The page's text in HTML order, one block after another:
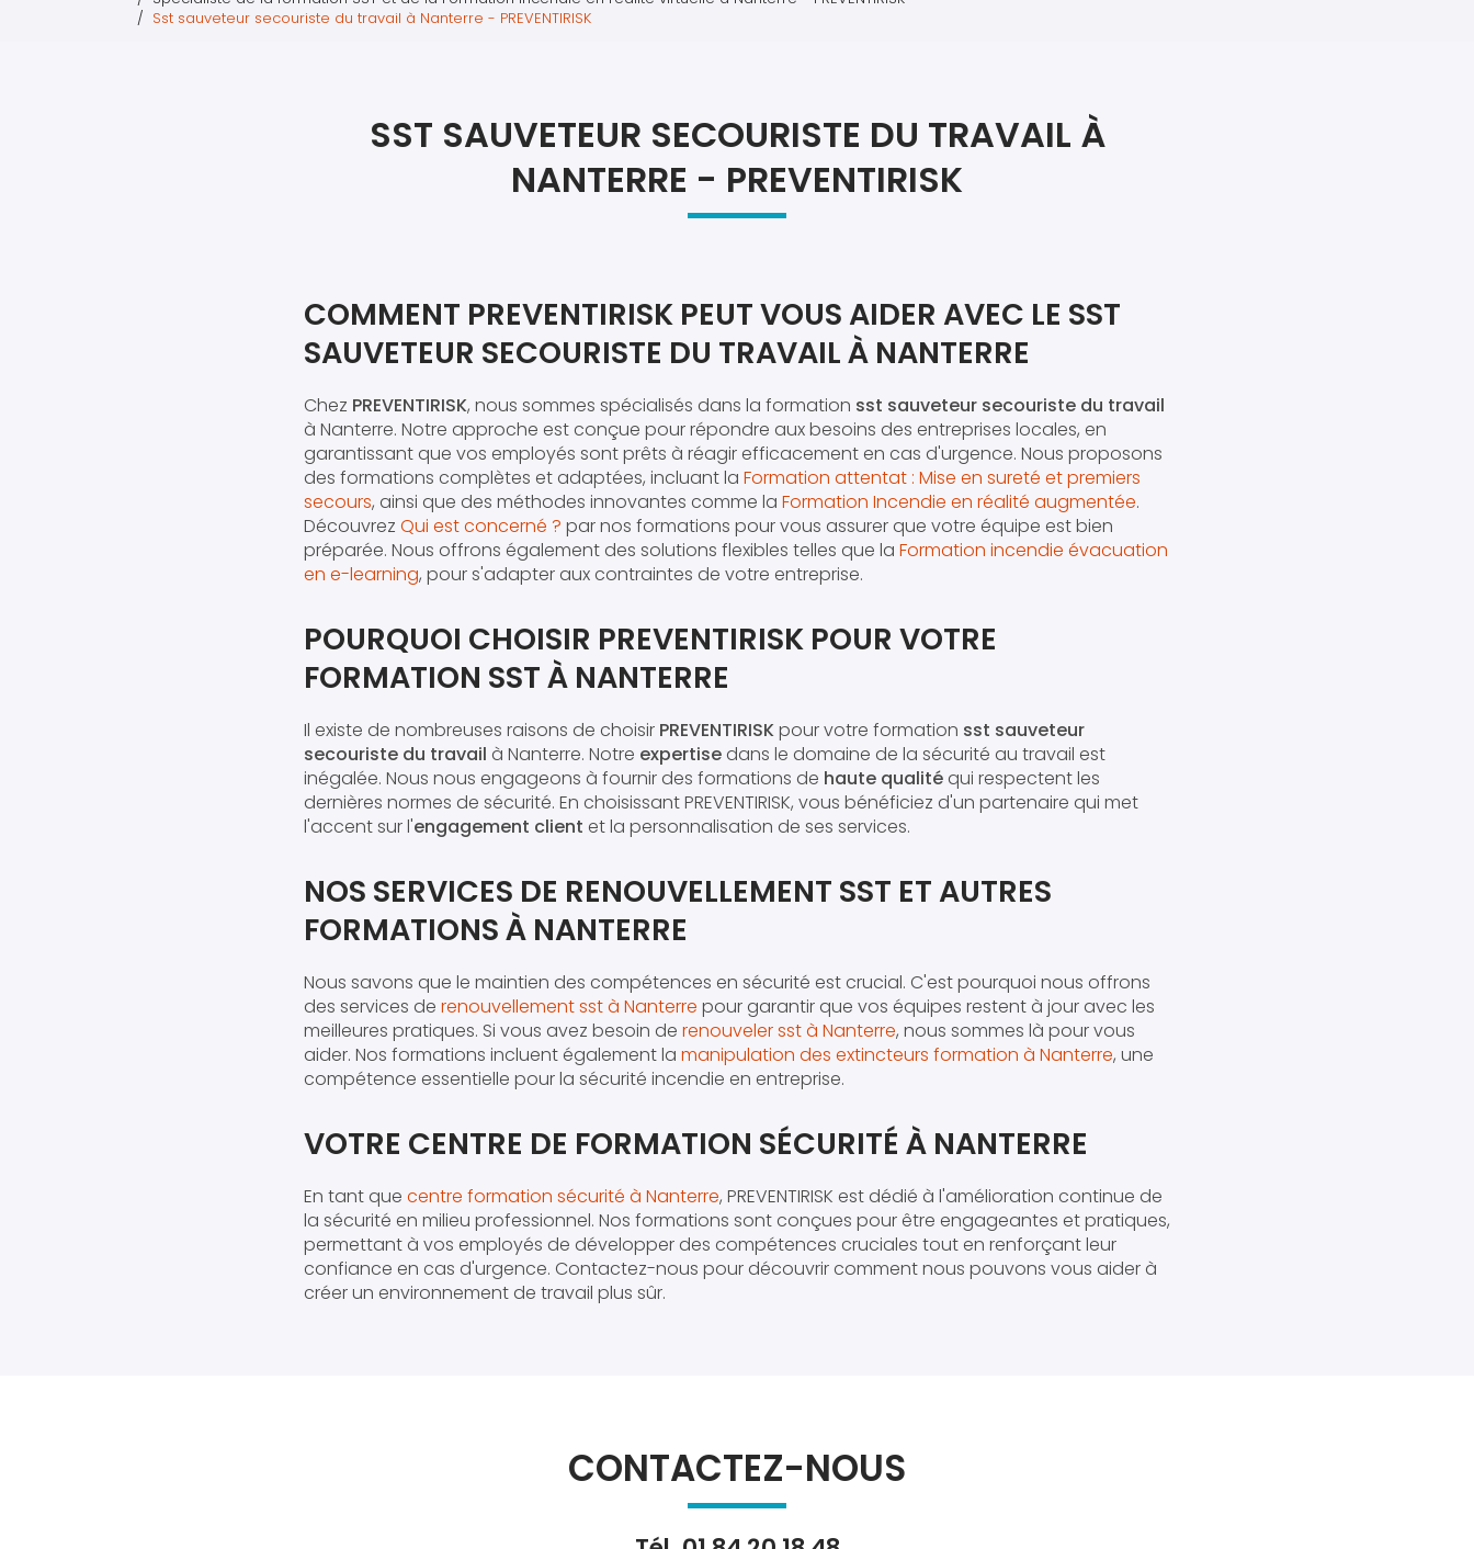
Sst sauveteur secouriste du travail à Nanterre - PREVENTIRISK
SST SAUVETEUR SECOURISTE DU TRAVAIL À
NANTERRE - PREVENTIRISK
COMMENT PREVENTIRISK PEUT VOUS AIDER AVEC LE SST
SAUVETEUR SECOURISTE DU TRAVAIL À NANTERRE
Chez PREVENTIRISK, nous sommes spécialisés dans la formation sst sauveteur secouriste du travail
à Nanterre. Notre approche est conçue pour répondre aux besoins des entreprises locales, en
garantissant que vos employés sont prêts à réagir efficacement en cas d'urgence. Nous proposons
des formations complètes et adaptées, incluant la Formation attentat : Mise en sureté et premiers
secours, ainsi que des méthodes innovantes comme la Formation Incendie en réalité augmentée.
Découvrez Qui est concerné ? par nos formations pour vous assurer que votre équipe est bien
préparée. Nous offrons également des solutions flexibles telles que la Formation incendie évacuation
en e-learning, pour s'adapter aux contraintes de votre entreprise.
POURQUOI CHOISIR PREVENTIRISK POUR VOTRE
FORMATION SST À NANTERRE
Il existe de nombreuses raisons de choisir PREVENTIRISKpour votre formation sst sauveteur
secouriste du travail à Nanterre. Notre expertisedans le domaine de la sécurité au travail est
inégalée. Nous nous engageons à fournir des formations de haute qualitéqui respectent les
dernières normes de sécurité. En choisissant PREVENTIRISK, vous bénéficiez d'un partenaire qui met
l'accent sur l'engagement client et la personnalisation de ses services.
NOS SERVICES DE RENOUVELLEMENT SST ET AUTRES
FORMATIONS À NANTERRE
Nous savons que le maintien des compétences en sécurité est crucial. C'est pourquoi nous offrons
des services de renouvellement sst à Nanterre pour garantir que vos équipes restent à jour avec les
meilleures pratiques. Si vous avez besoin de renouveler sst à Nanterre, nous sommes là pour vous
aider. Nos formations incluent également la manipulation des extincteurs formation à Nanterre, une
compétence essentielle pour la sécurité incendie en entreprise.
VOTRE CENTRE DE FORMATION SÉCURITÉ À NANTERRE
En tant que centre formation sécurité à Nanterre, PREVENTIRISK est dédié à l'amélioration continue de
la sécurité en milieu professionnel. Nos formations sont conçues pour être engageantes et pratiques,
permettant à vos employés de développer des compétences cruciales tout en renforçant leur
confiance en cas d'urgence. Contactez-nous pour découvrir comment nous pouvons vous aider à
créer un environnement de travail plus sûr.
CONTACTEZ-NOUS